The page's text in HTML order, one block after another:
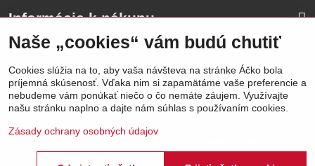
Informácie k nákupu
Naše značky
Výhody
Naše „cookies“ vám budú chutiť
Cookies slúžia na to, aby vaša návšteva na stránke Áčko bola
príjemná skúsenosť. Vďaka nim si zapamätáme vaše preferencie a
nebudeme vám ponúkať niečo o čo nemáte záujem. Využívajte
našu stránku naplno a dajte nám súhlas s používaním cookies.
Zásady ochrany osobných údajov